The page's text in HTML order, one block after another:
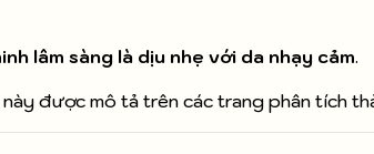
lâm sàng là dịu nhẹ với da nhạy cảm.
được mô tả trên các trang phân tích